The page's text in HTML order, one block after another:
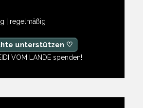
| regelmäßig
unterstützen ♡
VOM LANDE spenden!